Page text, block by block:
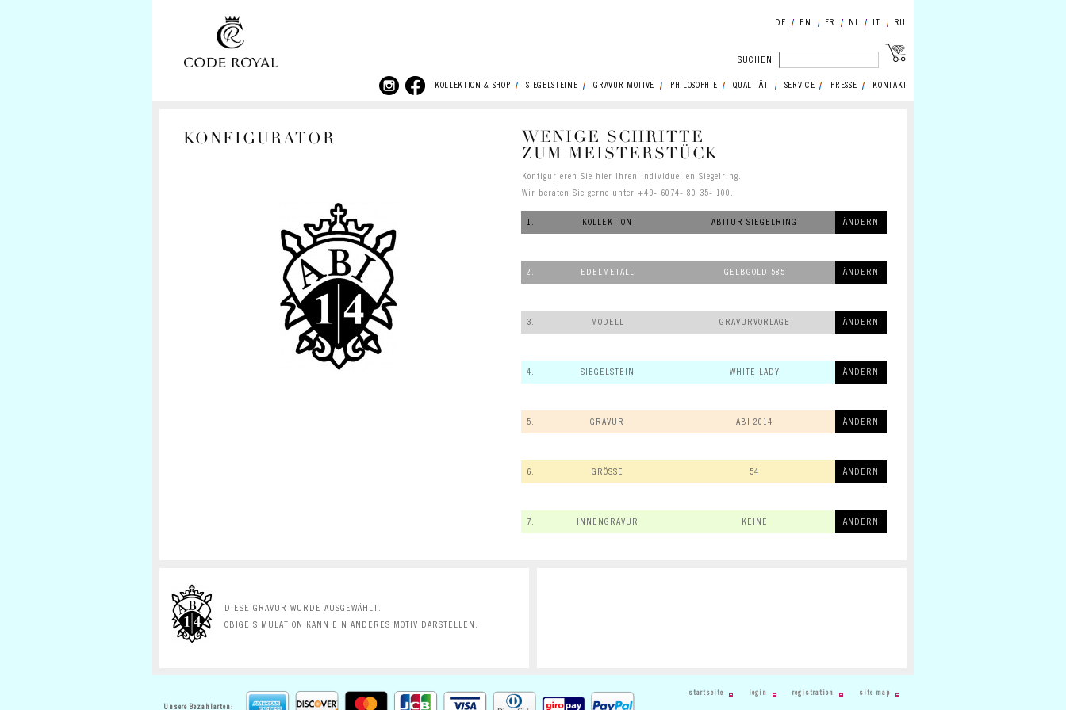
DE EN FR NL IT RU
SUCHEN
KOLLEKTION & SHOP SIEGELSTEINE GRAVUR MOTIVE PHILOSOPHIE QUALITÄT SERVICE PRESSE KONTAKT
KONFIGURATOR
WENIGE SCHRITTE
ZUM MEISTERSTÜCK
Konfigurieren Sie hier Ihren individuellen Siegelring.
Wir beraten Sie gerne unter +49- 6074- 80 35- 100.
1. KOLLEKTION ABITUR SIEGELRING ÄNDERN
2. EDELMETALL GELBGOLD 585 ÄNDERN
3. MODELL GRAVURVORLAGE ÄNDERN
4. SIEGELSTEIN WHITE LADY ÄNDERN
5. GRAVUR ABI 2014 ÄNDERN
6. GRÖSSE 54 ÄNDERN
7. INNENGRAVUR KEINE ÄNDERN
DIESE GRAVUR WURDE AUSGEWÄHLT.
OBIGE SIMULATION KANN EIN ANDERES MOTIV DARSTELLEN.
Unsere Bezahlarten:
startseite login registration site map